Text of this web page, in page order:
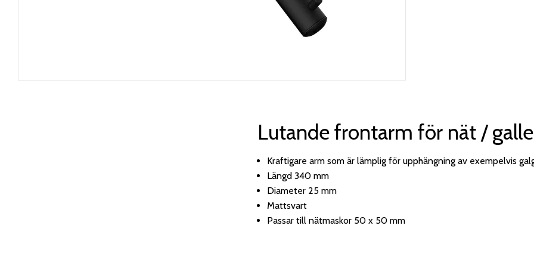
Lutande frontarm för nät /
Kraftigare arm som är lämplig för upphängning av exempelvis
Längd 340 mm
Diameter 25 mm
Mattsvart
Passar till nätmaskor 50 x 50 mm